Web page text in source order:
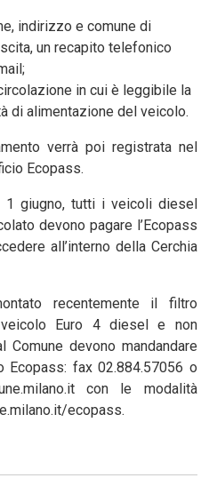
indirizzo e comune di
un recapito telefonico
in cui è leggibile la
di alimentazione del veicolo.
verrà poi registrata nel
Ecopass.
1 giugno, tutti i veicoli diesel
devono pagare l’Ecopass
all’interno della Cerchia
recentemente il filtro
Euro 4 diesel e non
Comune devono mandandare
Ecopass: fax 02.884.57056 o
con le modalità
ecopass.